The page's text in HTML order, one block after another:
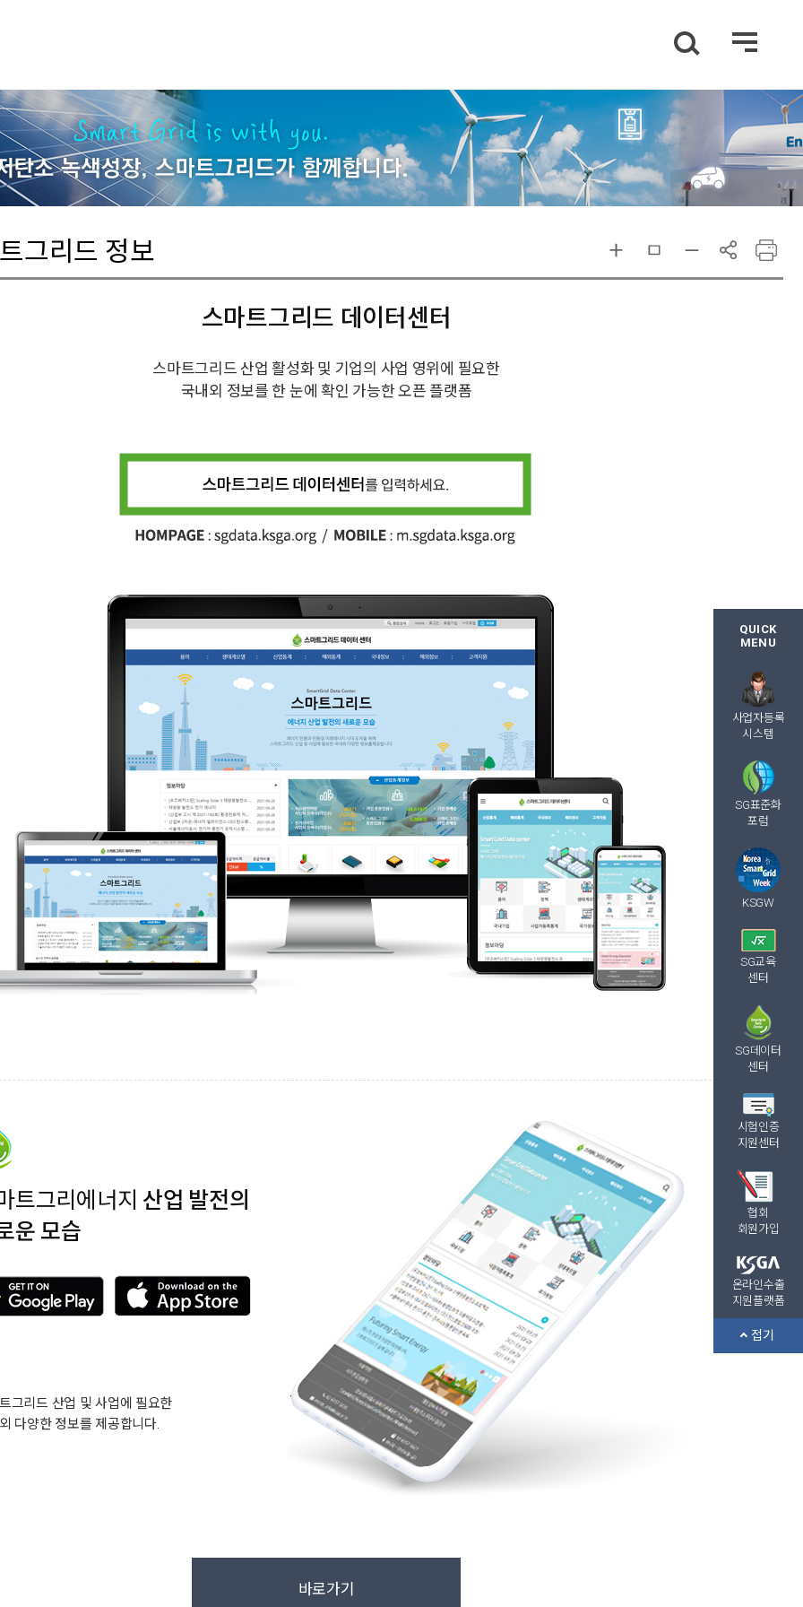
QUICK
MENU
사업자등록
시스템
SG표준화
포럼
KSGW
SG교육
센터
SG데이터
센터
시험인증
지원센터
협회
회원가입
온라인수출
지원플랫폼
접기
그리드 정보
스마트그리드 데이터센터
스마트그리드 산업 활성화 및 기업의 사업 영위에 필요한
국내외 정보를 한 눈에 확인 가능한 오픈 플랫폼
트그리에너지 산업 발전의
운 모습
그리드 산업 및 사업에 필요한
다양한 정보를 제공합니다.
바로가기